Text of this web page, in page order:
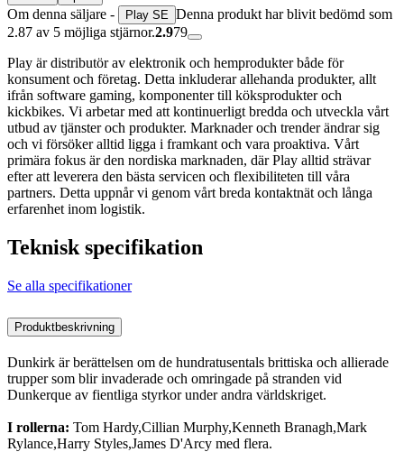
Om denna säljare - Play SE Denna produkt har blivit bedömd som
2.87 av 5 möjliga stjärnor.2.979
Play är distributör av elektronik och hemprodukter både för
konsument och företag. Detta inkluderar allehanda produkter, allt
ifrån software gaming, komponenter till köksprodukter och
kickbikes. Vi arbetar med att kontinuerligt bredda och utveckla vårt
utbud av tjänster och produkter. Marknader och trender ändrar sig
och vi försöker alltid ligga i framkant och vara proaktiva. Vårt
primära fokus är den nordiska marknaden, där Play alltid strävar
efter att leverera den bästa servicen och flexibiliteten till våra
partners. Detta uppnår vi genom vårt breda kontaktnät och långa
erfarenhet inom logistik.
Teknisk specifikation
Se alla specifikationer
Produktbeskrivning
Dunkirk är berättelsen om de hundratusentals brittiska och allierade
trupper som blir invaderade och omringade på stranden vid
Dunkerque av fientliga styrkor under andra världskriget.
I rollerna: Tom Hardy,Cillian Murphy,Kenneth Branagh,Mark
Rylance,Harry Styles,James D'Arcy med flera.